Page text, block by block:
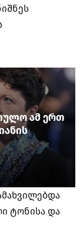
ამ ერთ
ტონისა და